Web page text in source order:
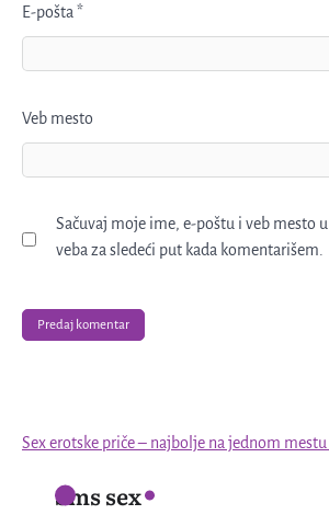
E-pošta *
Veb mesto
Sačuvaj moje ime, e-poštu i veb mesto
veba za sledeći put kada komentarišem.
Sex erotske priče – najbolje na jednom mestu
Sms sex